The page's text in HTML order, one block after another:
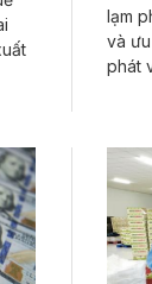
lạm
và
phát